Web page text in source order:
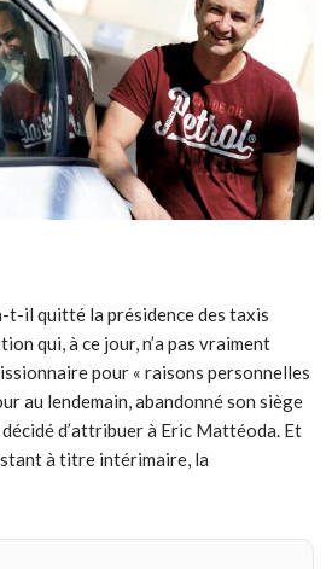
t-il quitté la présidence des taxis
qui, à ce jour, n’a pas vraiment
pour « raisons personnelles
au lendemain, abandonné son siège
d’attribuer à Eric Mattéoda. Et
à titre intérimaire, la